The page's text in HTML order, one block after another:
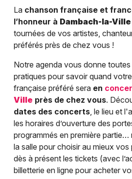
La chanson française et
l’honneur à Dambach-la-Ville
tournées de vos artistes,
préférés près de chez vous !
Notre agenda vous donne
pratiques pour savoir quand
française préféré sera en
Ville près de chez vous.
dates des concerts, le lieu et
les horaires d’ouverture des
programmés en première partie…
la salle pour choisir au mieux
dès à présent les tickets (avec
billetterie en ligne pour acheter